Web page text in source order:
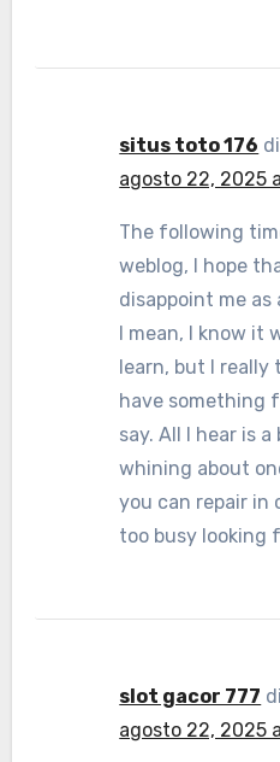
situs toto 176
agosto 22, 2025
The following
weblog, I hope
disappoint me as
I mean, I know it
learn, but I really
have something
say. All I hear is
whining about
you can repair in
too busy looking
slot gacor 777
agosto 22, 2025